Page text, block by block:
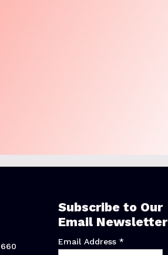
Subscribe to Our
Email Newsletter
Email Address *